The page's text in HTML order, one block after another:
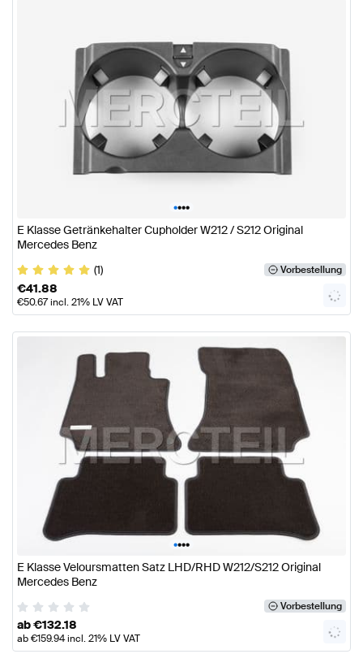
••••
E Klasse Getränkehalter Cupholder W212 / S212 Original
Mercedes Benz
(1)
Vorbestellung
€41.88
€50.67incl. 21% LV VAT
••••
E Klasse Veloursmatten Satz LHD/RHD W212/S212 Original
Mercedes Benz
Vorbestellung
ab€132.18
ab€159.94incl. 21% LV VAT